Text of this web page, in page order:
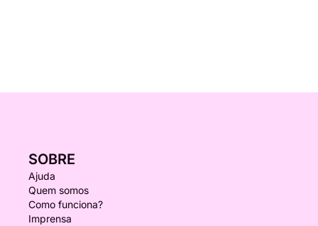
SOBRE
Ajuda
Quem somos
Como funciona?
Imprensa